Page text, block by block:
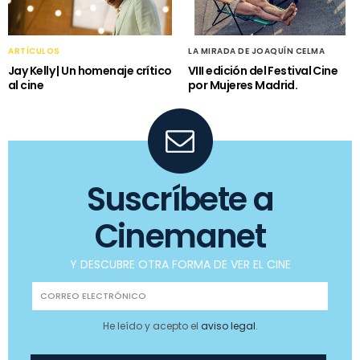
ARTÍCULOS
Jay Kelly | Un homenaje crítico
al cine
LA MIRADA DE JOAQUÍN CELMA
VIII edición del Festival Cine
por Mujeres Madrid.
Suscríbete a
Cinemanet
Y DESCUBRE OTRA FORMA DE VER EL CINE
He leído y acepto el aviso legal.